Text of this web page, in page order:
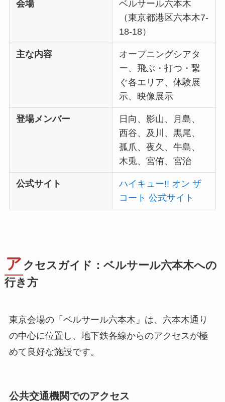
会場
ベルサール六本木
（東京都港区六本木7-
18-18）
主な内容
オープニングシアタ
ー、飛ぶ・打つ・繋
ぐ各エリア、体験展
示、映像展示
登場メンバー
日向、影山、月島、
西谷、及川、黒尾、
孤爪、夜久、牛島、
木兎、宮侑、宮治
公式サイト
ハイキュー!! オン ザ
コート 公式サイト
ア クセスガイド：ベルサール六本木への
行き方
東京会場の「ベルサール六本木」は、六本木通り
の中心に位置し、地下鉄各線からのアクセスが極
めて良好な施設です。
公共交通機関でのアクセス